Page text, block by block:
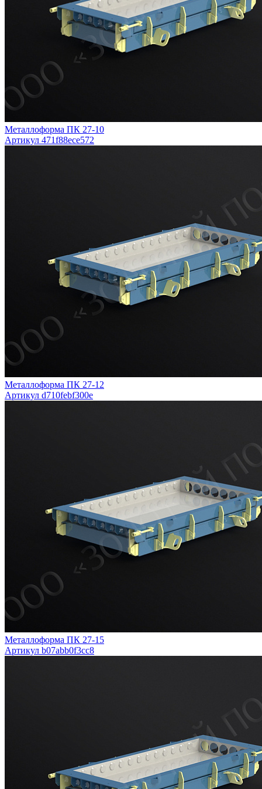
Металлоформа ПК 27-10
Артикул 471f88ece572
Металлоформа ПК 27-12
Артикул d710febf300e
Металлоформа ПК 27-15
Артикул b07abb0f3cc8